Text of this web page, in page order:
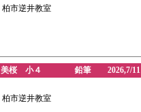
柏市逆井教室
美桜 小４ 鉛筆 2026,7/11
柏市逆井教室